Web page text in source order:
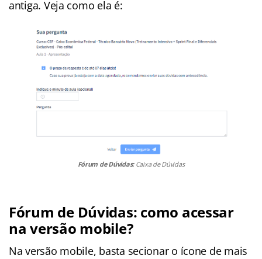
antiga. Veja como ela é:
Fórum de Dúvidas:Caixa de Dúvidas
Fórum de Dúvidas: como acessar
na versão mobile?
Na versão mobile, basta secionar o ícone de mais